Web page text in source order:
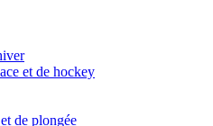
et de hockey
de plongée